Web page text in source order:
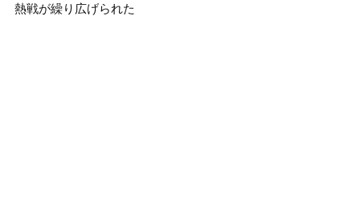
熱戦が繰り広げられた